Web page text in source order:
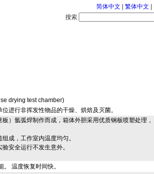
简体中文 繁体中文
搜索
drying test chamber)
位进行非挥发性物品的干燥、烘焙及灭菌。
板）氩弧焊制作而成 ，箱体外胆采用优质钢板喷塑处理，
组成，工作室内温度均匀。
安全运行不发生意外。
。 温度恢复时间快。